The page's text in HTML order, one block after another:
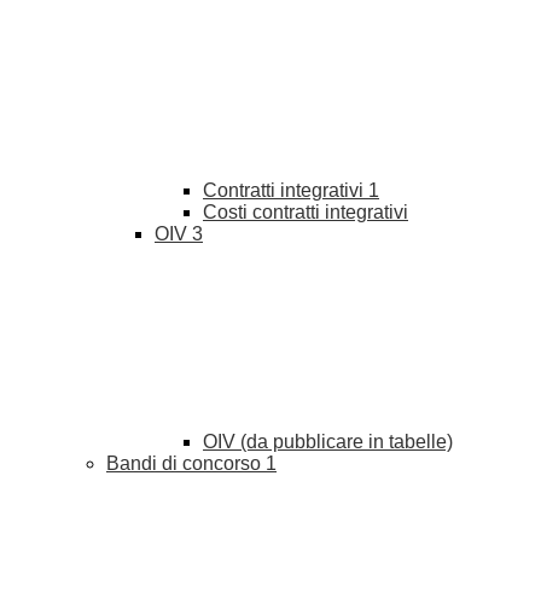
Contratti integrativi 1
Costi contratti integrativi
OIV 3
OIV (da pubblicare in tabelle)
Bandi di concorso 1